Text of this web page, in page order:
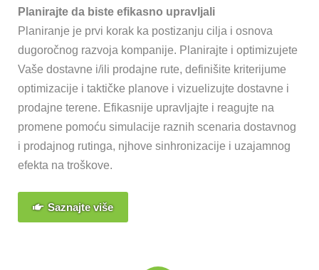
Planirajte da biste efikasno upravljali
Planiranje je prvi korak ka postizanju cilja i osnova
dugoročnog razvoja kompanije. Planirajte i optimizujete
Vaše dostavne i/ili prodajne rute, definišite kriterijume
optimizacije i taktičke planove i vizuelizujte dostavne i
prodajne terene. Efikasnije upravljajte i reagujte na
promene pomoću simulacije raznih scenaria dostavnog
i prodajnog rutinga, njhove sinhronizacije i uzajamnog
efekta na troškove.
Saznajte više